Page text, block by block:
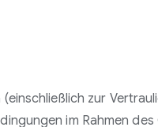
zur
im Rahmen